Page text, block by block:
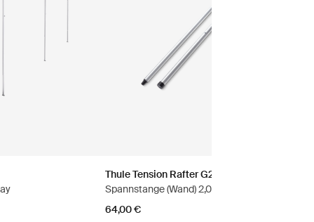
Thule Tension Rafter G2
Spannstange (Wand) 2,00 m eloxiert grau
64,00 €